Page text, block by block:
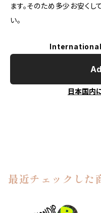
ます。そのため多少お安くし
い。
日本国内
最近チェックした